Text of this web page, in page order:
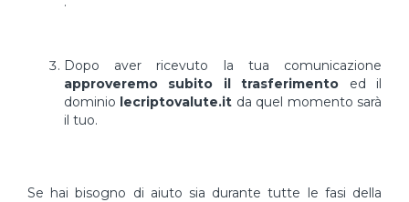
Dopo aver ricevuto la tua comunicazione
approveremo subito il trasferimento ed il
dominio lecriptovalute.it da quel momento sarà
il tuo.
Se hai bisogno di aiuto sia durante tutte le fasi della